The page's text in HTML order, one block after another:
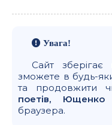
Увага!
Сайт
зможете в будь-
та продовжити
поетів, Ющенко
браузера.